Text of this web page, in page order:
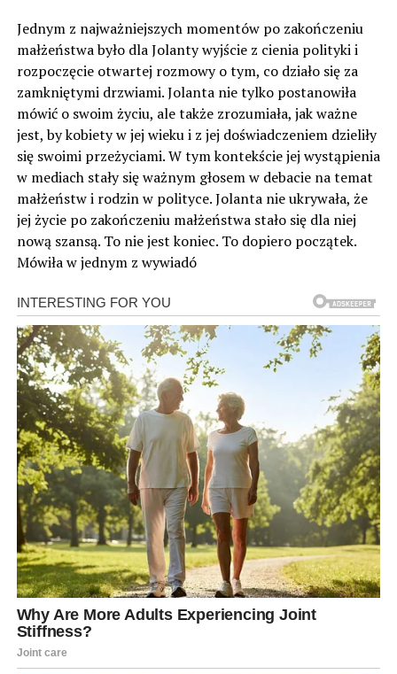
Jednym z najważniejszych momentów po zakończeniu
małżeństwa było dla Jolanty wyjście z cienia polityki i
rozpoczęcie otwartej rozmowy o tym, co działo się za
zamkniętymi drzwiami. Jolanta nie tylko postanowiła
mówić o swoim życiu, ale także zrozumiała, jak ważne
jest, by kobiety w jej wieku i z jej doświadczeniem dzieliły
się swoimi przeżyciami. W tym kontekście jej wystąpienia
w mediach stały się ważnym głosem w debacie na temat
małżeństw i rodzin w polityce. Jolanta nie ukrywała, że
jej życie po zakończeniu małżeństwa stało się dla niej
nową szansą. To nie jest koniec. To dopiero początek.
Mówiła w jednym z wywiadó